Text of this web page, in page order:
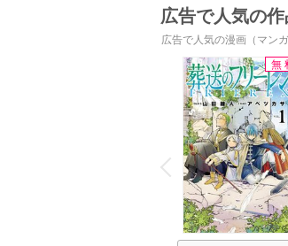
広告で人気の作
広告で人気の漫画（マン
P
r
e
v
i
o
u
s
無